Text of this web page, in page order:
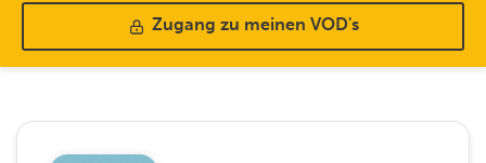
Zugang zu meinen VOD's